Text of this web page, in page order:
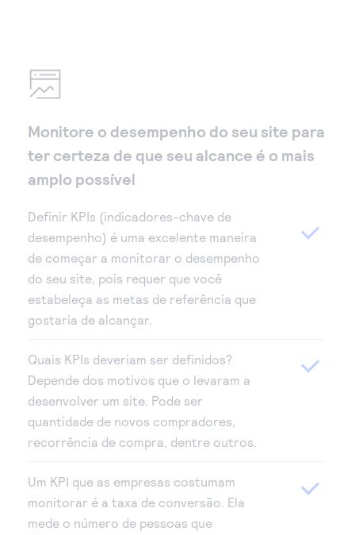
Monitore o desempenho do seu site para
ter certeza de que seu alcance é o mais
amplo possível
Definir KPIs (indicadores-chave de
desempenho) é uma excelente maneira
de começar a monitorar o desempenho
do seu site, pois requer que você
estabeleça as metas de referência que
gostaria de alcançar.
Quais KPIs deveriam ser definidos?
Depende dos motivos que o levaram a
desenvolver um site. Pode ser
quantidade de novos compradores,
recorrência de compra, dentre outros.
Um KPI que as empresas costumam
monitorar é a taxa de conversão. Ela
mede o número de pessoas que